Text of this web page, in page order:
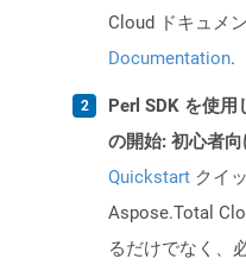
Cloud ドキュメ
Documentation.
Perl SDK を使用
の開始: 初心者
Quickstart クイ
Aspose.Total
るだけでなく、